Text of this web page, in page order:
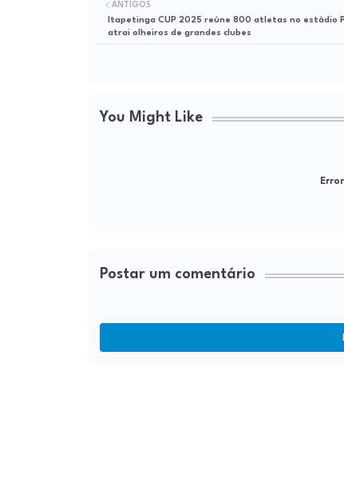
ANTIGOS
Itapetinga CUP 2025 reúne 800 atletas no estádio
atrai olheiros de grandes clubes
You Might Like
Postar um comentário